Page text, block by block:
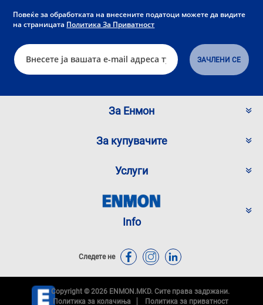
Повеќе за обработката на внесените податоци можете да видите
на страницата Политика За Приватност
За Енмон
За купувачите
Услуги
Info
Следете не
Copyright © 2026 ENMON.MKD. Сите права задржани.
Политика за колачиња
Политика за приватност